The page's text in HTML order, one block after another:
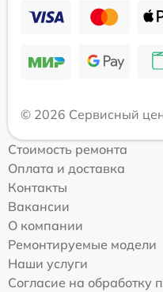
© 2026 Сервисный
Стоимость ремонта
Оплата и доставка
Контакты
Вакансии
О компании
Ремонтируемые модели
Наши услуги
Согласие на обработку